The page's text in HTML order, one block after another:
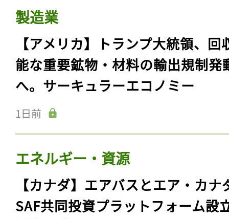
製造業
【アメリカ】トランプ大統領、回
能な重要鉱物・材料の輸出規制発
へ。サーキュラーエコノミー
1日前
エネルギー・資源
【カナダ】エアバスとエア・カナ
SAF共同投資プラットフォーム設